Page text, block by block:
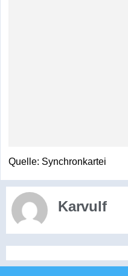
Quelle: Synchronkartei
Karvulf